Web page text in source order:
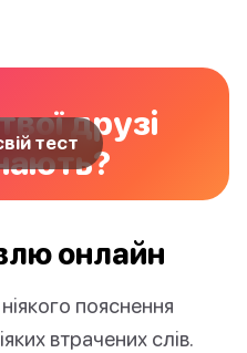
друзі
тест
онлайн
пояснення
втрачених слів.